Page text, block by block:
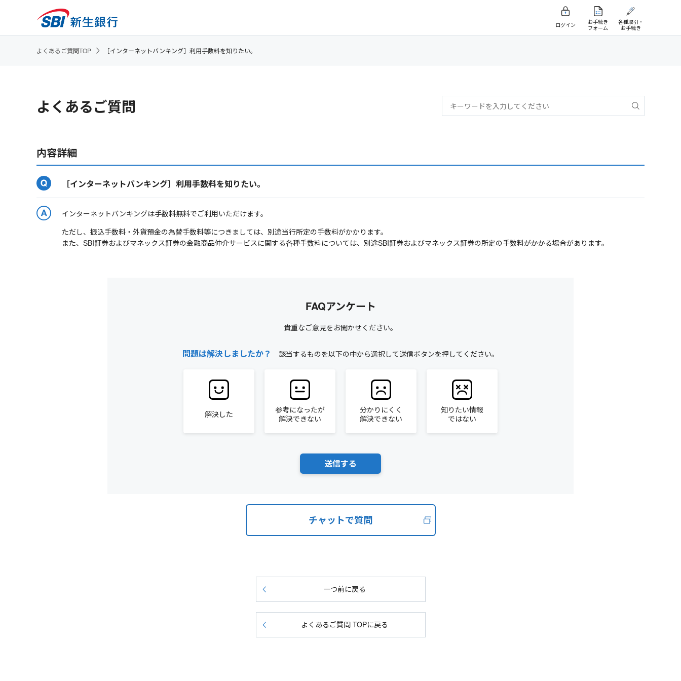
ログイン
お手続き
フォーム
各種取引・
お手続き
よくあるご質問TOP ［インターネットバンキング］利用手数料を知りたい。
よくあるご質問
内容詳細
［インターネットバンキング］利用手数料を知りたい。
インターネットバンキングは手数料無料でご利用いただけます。
ただし、振込手数料・外貨預金の為替手数料等につきましては、別途当行所定の手数料がかかります。
また、SBI証券およびマネックス証券の金融商品仲介サービスに関する各種手数料については、別途SBI証券およびマネックス証券の所定の手数料がかかる場合があります。
FAQアンケート
貴重なご意見をお聞かせください。
問題は解決しましたか？ 該当するものを以下の中から選択して送信ボタンを押してください。
解決した
参考になったが
解決できない
分かりにくく
解決できない
知りたい情報
ではない
チャットで質問
一つ前に戻る
よくあるご質問 TOPに戻る